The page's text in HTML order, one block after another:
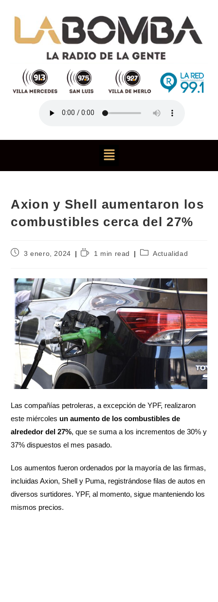
Axion y Shell aumentaron los
combustibles cerca del 27%
3 enero, 2024 1 min read Actualidad
Las compañías petroleras, a excepción de YPF, realizaron
este miércoles un aumento de los combustibles de
alrededor del 27%, que se suma a los incrementos de 30% y
37% dispuestos el mes pasado.
Los aumentos fueron ordenados por la mayoría de las firmas,
incluidas Axion, Shell y Puma, registrándose filas de autos en
diversos surtidores. YPF, al momento, sigue manteniendo los
mismos precios.